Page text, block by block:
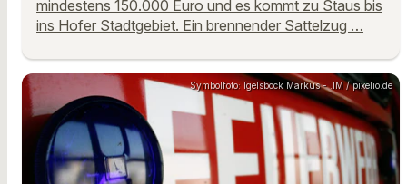
mindestens 150.000 Euro und es kommt zu Staus bis
ins Hofer Stadtgebiet. Ein brennender Sattelzug …
Symbolfoto: Igelsböck Markus - .IM / pixelio.de